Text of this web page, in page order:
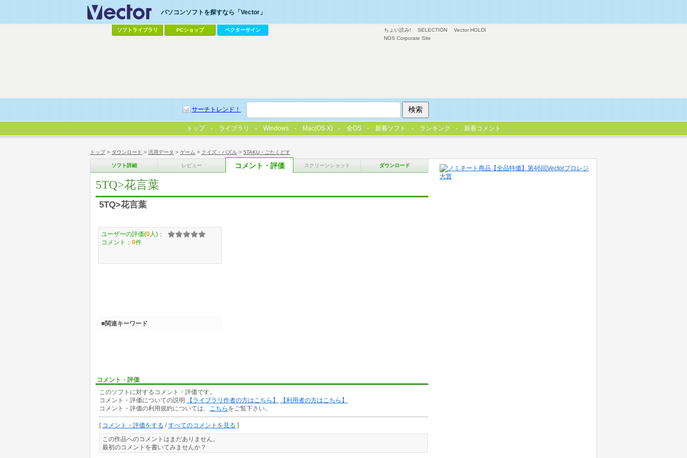
トップ> ダウンロード > 汎用データ > ゲーム > クイズ・パズル > 5TAKU・ごたくどす
ソフト詳細 レビュー コメント・評価 スクリーンショット ダウンロード
5TQ>花言葉
5TQ>花言葉
コメント・評価
このソフトに対するコメント・評価です。
コメント・評価についての説明
【ライブラリ作者の方はこちら】
【利用者の方はこちら】
コメント・評価の利用規約については、
こちら をご覧下さい。
[ コメント・評価をする /すべてのコメントを見る ]
この作品へのコメントはまだありません。
最初のコメントを書いてみませんか？
ユーザーの評価(0 人)：
コメント： 0件
■関連キーワード
ちょい読み! SELECTION
Vector HOLDI
NGS Corporate Site
パソコンソフトを探すなら「Vector」
ソフトライブラリ PCショップ ベクターサイン
サーチトレンド！
トップ ライブラリ Windows Mac(OS X) 全OS 新着ソフト ランキング 新着コメント